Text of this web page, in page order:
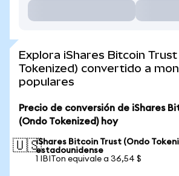
Explora iShares Bitcoin Trust
Tokenized) convertido a
populares
Precio de conversión de iShares
(Ondo Tokenized) hoy
🇺🇸iShares Bitcoin Trust (Ondo
estadounidense
1 IBITon equivale a 36,54 $